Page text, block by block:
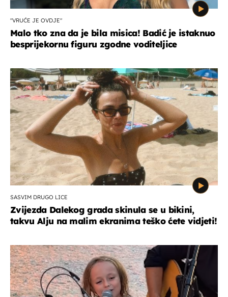
"VRUĆE JE OVDJE"
Malo tko zna da je bila misica! Badić je istaknuo
besprijekornu figuru zgodne voditeljice
SASVIM DRUGO LICE
Zvijezda Dalekog grada skinula se u bikini,
takvu Alju na malim ekranima teško ćete vidjeti!